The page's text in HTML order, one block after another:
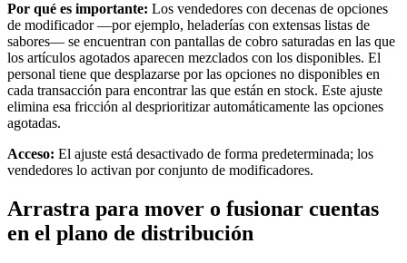
Festivales, eventos y ferias
Centros de salud y clínicas
Profesionales de la salud y el deporte
Descubrir
Software de TPV
Software de TPV para la hostelería
Software de TPV para comercios
Por qué es importante: Los vendedores con decenas de opciones
de modificador —por ejemplo, heladerías con extensas listas de
sabores— se encuentran con pantallas de cobro saturadas en las que
los artículos agotados aparecen mezclados con los disponibles. El
personal tiene que desplazarse por las opciones no disponibles en
cada transacción para encontrar las que están en stock. Este ajuste
elimina esa fricción al desprioritizar automáticamente las opciones
agotadas.
Acceso: El ajuste está desactivado de forma predeterminada; los
vendedores lo activan por conjunto de modificadores.
Arrastra para mover o fusionar cuentas
en el plano de distribución